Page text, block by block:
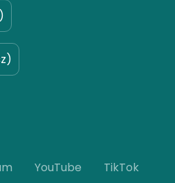
YouTube TikTok